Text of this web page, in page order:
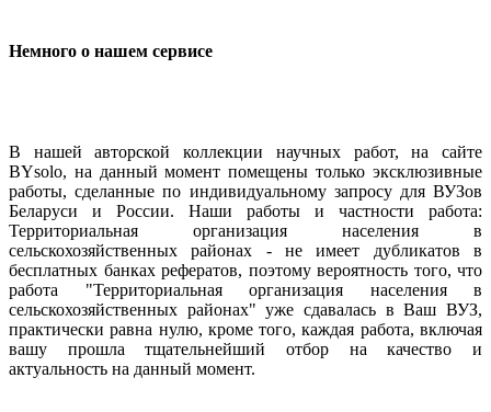
Немного о нашем сервисе
В нашей авторской коллекции научных работ, на сайте
BYsolo, на данный момент помещены только эксклюзивные
работы, сделанные по индивидуальному запросу для ВУЗов
Беларуси и России. Наши работы и частности работа:
Территориальная организация населения в
сельскохозяйственных районах - не имеет дубликатов в
бесплатных банках рефератов, поэтому вероятность того, что
работа "Территориальная организация населения в
сельскохозяйственных районах" уже сдавалась в Ваш ВУЗ,
практически равна нулю, кроме того, каждая работа, включая
вашу прошла тщательнейший отбор на качество и
актуальность на данный момент.